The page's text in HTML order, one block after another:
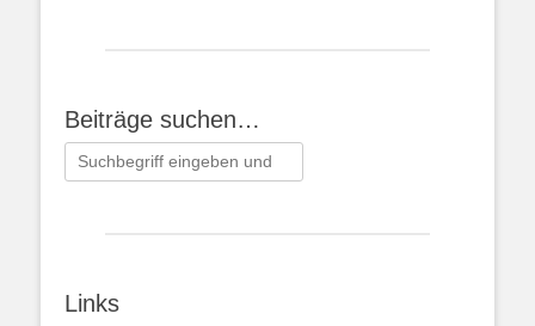
Beiträge suchen…
Suchen
nach:
Links